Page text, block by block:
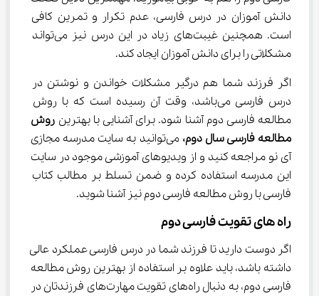
دانش آموزان در درس فارسی، عدم تکرار و تمرین کافی
است. همچنین غیبت‌های زیاد در این درس نیز می‌تواند
مشکلاتی را برای دانش آموزان ایجاد کند.
اگر فرزند شما هم درگیر مشکلات خواندن و نوشتن در
درس فارسی می‌باشد، وقت آن رسیده است که با روش
مطالعه فارسی دوم آشنا شود. برای آشنایی با بهترین روش
مطالعه فارسی سال دوم،
می‌توانید به سایت مدرسه مجازی
آی نو مراجعه کنید و از ویدیوهای آموزشی موجود در سایت
این مدرسه استفاده کرده و ضمن تسلط بر مطالب کتاب
فارسی با روش مطالعه فارسی دوم نیز آشنا شوید.
راه‌ های تقویت فارسی دوم
اگر دوست دارید تا فرزند شما در درس فارسی عملکرد عالی
داشته باشد، باید علاوه بر استفاده از بهترین روش مطالعه
فارسی دوم، به دنبال راه‌های تقویت مهارت‌های فرزندتان در